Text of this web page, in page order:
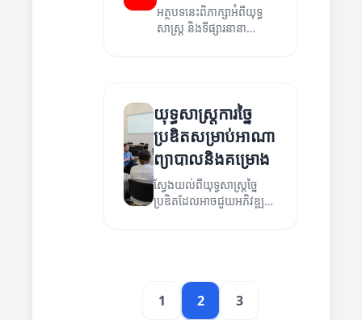
អត្ថបទនេះពិភាក្សាអំពីយុទ្ធ
សាស្ត្រ និងទីផ្សារនានា
យុទ្ធសាស្ត្រការច្នៃ
ប្រឌិតសម្រាប់អាណា
ព្យាបាលនិងគម្រោង
ស្វែងយល់ពីយុទ្ធសាស្ត្រច្នៃ
ប្រឌិតដែលអាចជួយអភិវឌ្ឍន៍
1 2 3